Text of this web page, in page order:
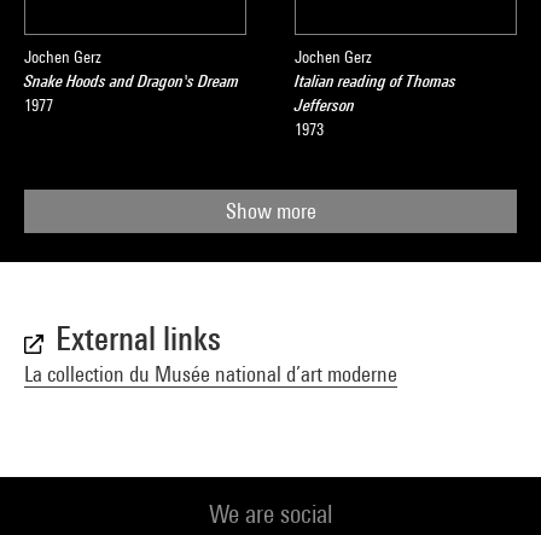
Jochen Gerz
Snake Hoods and Dragon's Dream
1977
Jochen Gerz
Italian reading of Thomas
Jefferson
1973
Show more
External links
La collection du Musée national d’art moderne
We are social